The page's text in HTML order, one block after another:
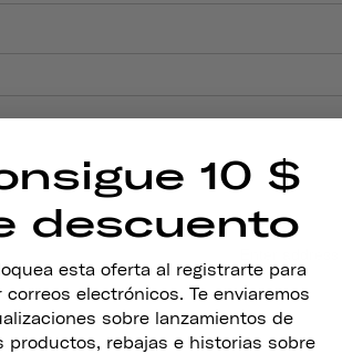
10 $
descuento
esta oferta al registrarte para
correos electrónicos. Te enviaremos
sobre lanzamientos de
productos, rebajas e historias sobre